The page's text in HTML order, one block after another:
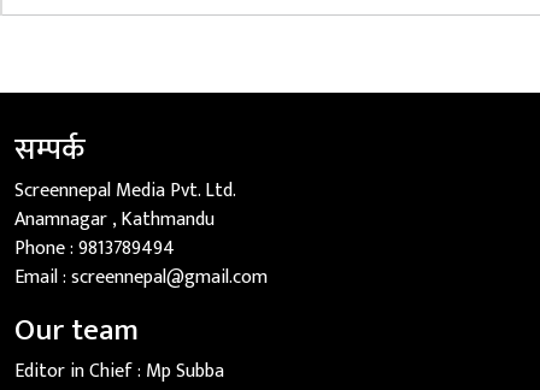
सम्पर्क
Screennepal Media Pvt. Ltd.
Anamnagar , Kathmandu
Phone :9813789494
Email :screennepal@gmail.com
Our team
Editor in Chief : Mp Subba